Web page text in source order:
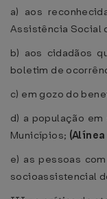
a) aos
Assistência Social
b) aos cidadãos
boletim de
c) em gozo do
d) a população
Municípios;
e) as pessoas
socioassistencial